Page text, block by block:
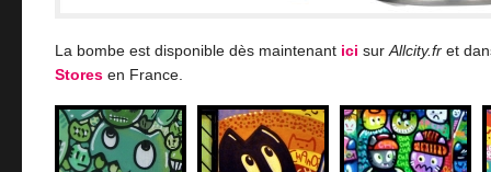
La bombe est disponible dès maintenant ici sur Allcity.fr et
Stores en France.